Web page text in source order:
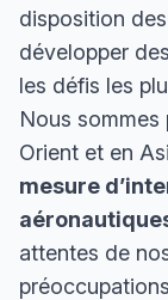
disposition
développer
les défis les
Nous
Orient et en
mesure
attentes de